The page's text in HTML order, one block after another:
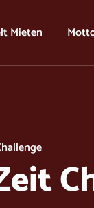
Mieten